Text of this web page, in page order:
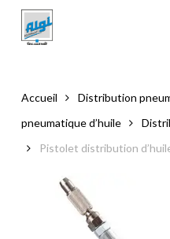
main
Accueil Distribution
pneumatique d’huile
Pistolet distribution